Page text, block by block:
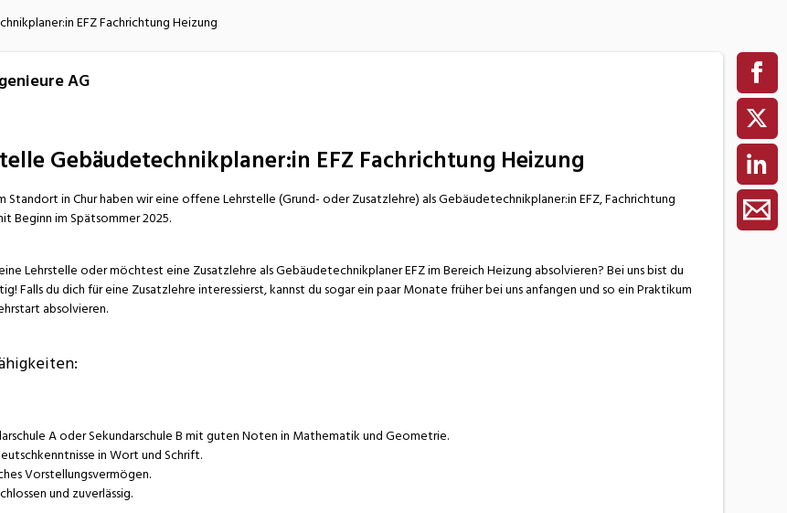
EFZ Fachrichtung Heizung
AG
Gebäudetechnikplaner:in EFZ Fachrichtung Heizung
Standort in Chur haben wir eine offene Lehrstelle (Grund- oder Zusatzlehre) als Gebäudetechnikplaner:in EFZ, Fachrichtung
Beginn im Spätsommer 2025.
Lehrstelle oder möchtest eine Zusatzlehre als Gebäudetechnikplaner EFZ im Bereich Heizung absolvieren? Bei uns bist du
Falls du dich für eine Zusatzlehre interessierst, kannst du sogar ein paar Monate früher bei uns anfangen und so ein Praktikum
absolvieren.
A oder Sekundarschule B mit guten Noten in Mathematik und Geometrie.
in Wort und Schrift.
Vorstellungsvermögen.
und zuverlässig.